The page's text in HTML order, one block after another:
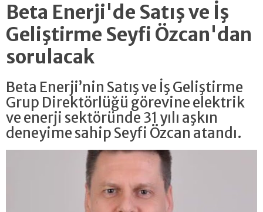
Beta Enerji'de Satış ve İş
Geliştirme Seyfi Özcan'dan
sorulacak
Beta Enerji’nin Satış ve İş Geliştirme
Grup Direktörlüğü görevine elektrik
ve enerji sektöründe 31 yılı aşkın
deneyime sahip Seyfi Özcan atandı.